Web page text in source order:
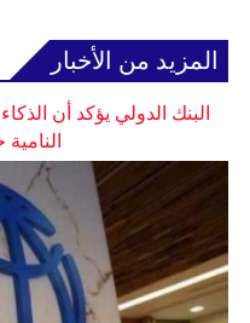
المزيد من الأخبار
البنك الدولي يؤكد أن